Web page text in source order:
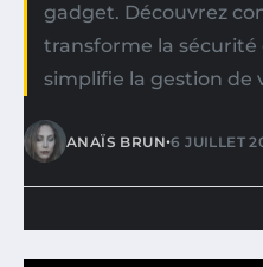
gadget. Découvrez
transforme la sécurité
simplifie la gestion de
ANAÏS BRUN•6 JUILLET